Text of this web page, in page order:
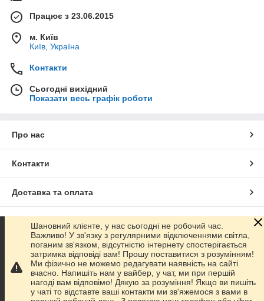
Працює з 23.06.2015
м. Київ
Київ, Україна
Контакти
Сьогодні вихідний
Показати весь графік роботи
Про нас
Контакти
Доставка та оплата
Графік роботи
Повна версія сайту
Сайт створено на маркетплейсіProm.ua
Шановний клієнте, у нас сьогодні не робочий час.
Важливо! У зв'язку з регулярними відключеннями світла,
поганим зв'язком, відсутністю інтернету спостерігається
затримка відповіді вам! Прошу поставитися з розумінням!
Ми фізично не можемо редагувати наявність на сайті
вчасно. Напишіть нам у вайбер, у чат, ми при першій
нагоді вам відповімо! Дякую за розуміння! Якщо ви пишіть
у чаті то відставте ваші контакти ми зв'яжемося з вами в